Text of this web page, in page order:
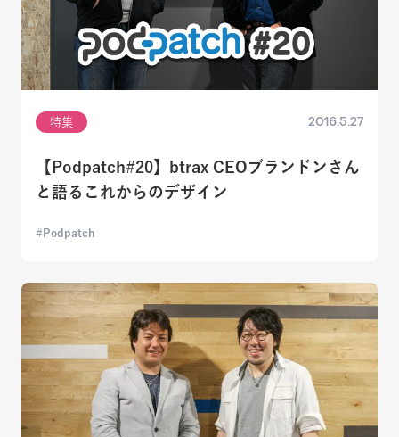
特集 2016.5.27
【Podpatch#20】btrax CEOブランドンさん
と語るこれからのデザイン
Podpatch